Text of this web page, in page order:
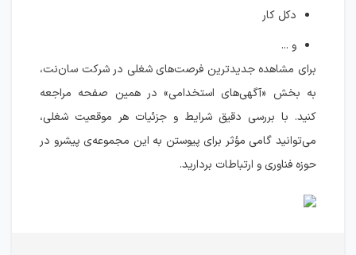
دکل کار
و ...
برای مشاهده جدیدترین فرصت‌های شغلی در شرکت سان‌نت،
به بخش «آگهی‌های استخدامی» در همین صفحه مراجعه
کنید. با بررسی دقیق شرایط و جزئیات هر موقعیت شغلی،
می‌توانید گامی مؤثر برای پیوستن به این مجموعه‌ی پیشرو در
حوزه فناوری و ارتباطات بردارید.